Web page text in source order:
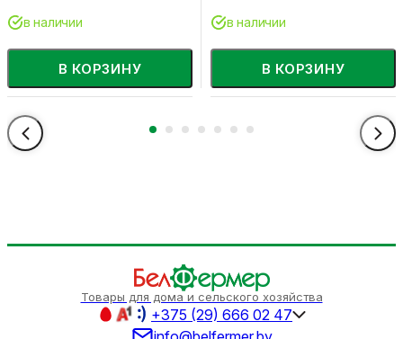
В КОРЗИНУ
в наличии
В КОРЗИНУ
в наличии
Товары для дома и сельского хозяйства
+375 (29) 666 02 47